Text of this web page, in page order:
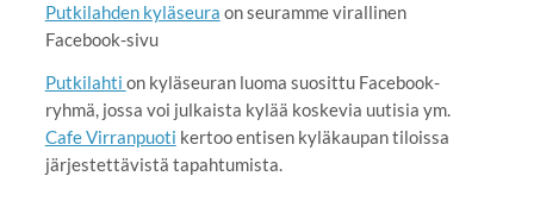
Putkilahden kyläseura on seuramme virallinen
Facebook-sivu
Putkilahti on kyläseuran luoma suosittu Facebook-
ryhmä, jossa voi julkaista kylää koskevia uutisia ym.
Cafe Virranpuoti kertoo entisen kyläkaupan tiloissa
järjestettävistä tapahtumista.